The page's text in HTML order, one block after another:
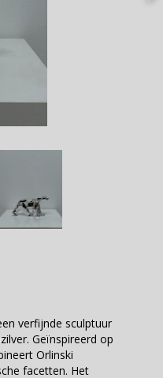
verfijnde sculptuur
Geïnspireerd op
Orlinski
facetten. Het